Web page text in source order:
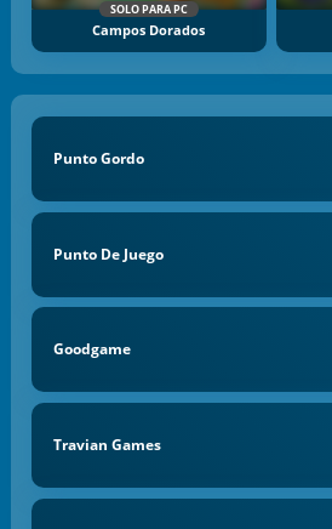
SOLO PARA PC
Campos Dorados
Punto Gordo
Punto De Juego
Goodgame
Travian Games